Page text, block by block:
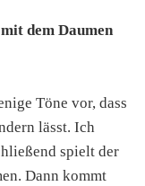
dem Daumen
Töne vor, dass
lässt. Ich
spielt der
Dann kommt